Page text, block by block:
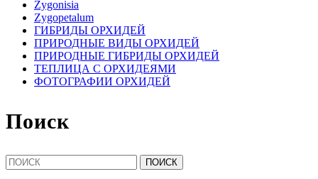
Zygonisia
Zygopetalum
ГИБРИДЫ ОРХИДЕЙ
ПРИРОДНЫЕ ВИДЫ ОРХИДЕЙ
ПРИРОДНЫЕ ГИБРИДЫ ОРХИДЕЙ
ТЕПЛИЦА С ОРХИДЕЯМИ
ФОТОГРАФИИ ОРХИДЕЙ
Поиск
Найти: